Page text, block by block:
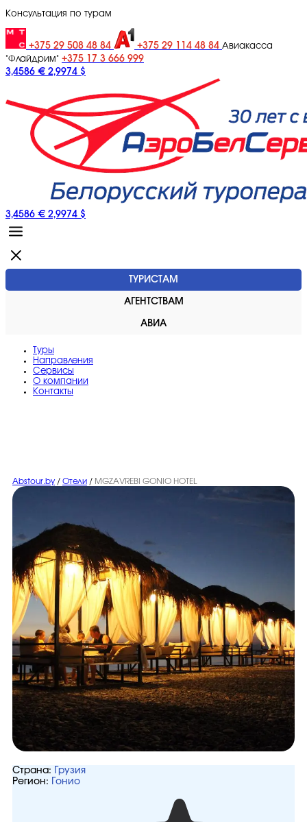
Консультация по турам
+375 29 508 48 84 +375 29 114 48 84 Авиакасса
"Флайдрим" +375 17 3 666 999
3,4586 € 2,9974 $
3,4586 € 2,9974 $
ТУРИСТАМ
АГЕНТСТВАМ
АВИА
Туры
Направления
Сервисы
O компании
Контакты
Abstour.by / Отели / MGZAVREBI GONIO HOTEL
Страна:
Грузия
Регион:
Гонио